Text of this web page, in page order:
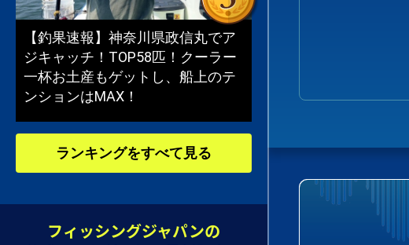
【釣果速報】神奈川県政信丸でア
ジキャッチ！TOP58匹！クーラー
一杯お土産もゲットし、船上のテ
ンションはMAX！
ランキングをすべて見る
フィッシングジャパンの